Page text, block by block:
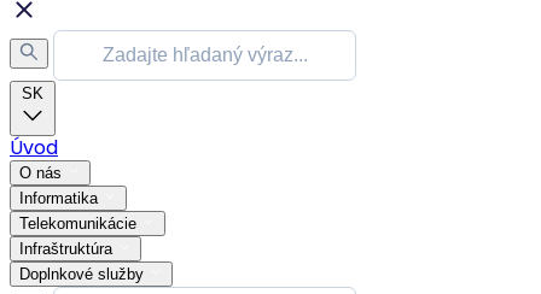
SK
Úvod
O nás
Informatika
Telekomunikácie
Infraštruktúra
Doplnkové služby